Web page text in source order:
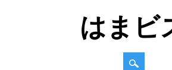
はまビ